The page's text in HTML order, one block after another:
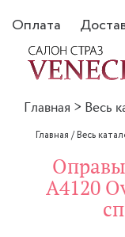
Оплата
Главная > Весь
Главная /Весь
Оправы
A4120